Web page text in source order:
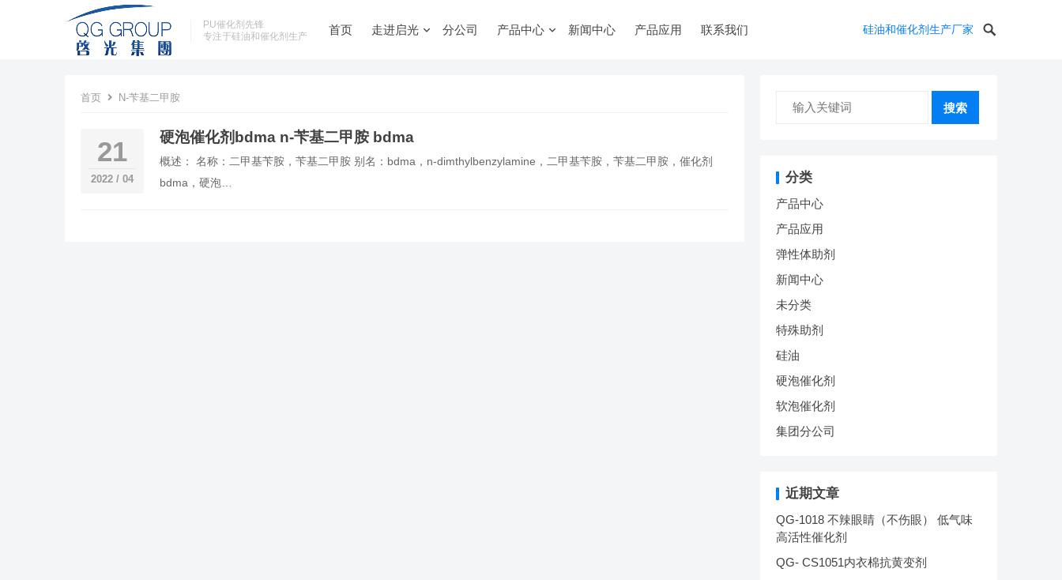
PU催化剂先锋
专注于硅油和催化剂生产
首页 走进启光 分公司 产品中心 新闻中心 产品应用 联系我们 硅油和催化剂生产厂家
首页 N-苄基二甲胺
21
2022 / 04
硬泡催化剂bdma n-苄基二甲胺 bdma
概述： 名称：二甲基苄胺，苄基二甲胺 别名：bdma，n-dimthylbenzylamine，二甲基苄胺，苄基二甲胺，催化剂
bdma，硬泡…
搜索
分类
产品中心
产品应用
弹性体助剂
新闻中心
未分类
特殊助剂
硅油
硬泡催化剂
软泡催化剂
集团分公司
近期文章
QG-1018 不辣眼睛（不伤眼） 低气味
高活性催化剂
QG- CS1051内衣棉抗黄变剂